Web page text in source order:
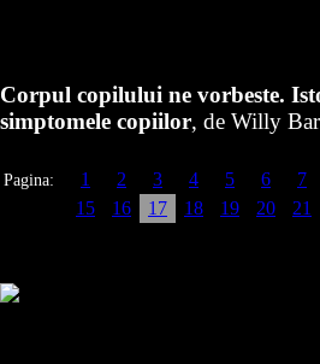
Corpul copilului ne vorbeste.
simptomele copiilor, de Willy
Pagina: 1 2 3 4 5 6 7
15
16 17 18 19 20 21